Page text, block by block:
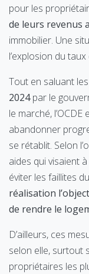
pour les
de leurs revenus
immobilier. Une
l’explosion du taux
Tout en saluant les
2024par le
le marché,
abandonner
se rétablit. Selon
aides qui visaient
éviter les faillites
réalisation
de rendre le
D’ailleurs, ces
selon elle, surtout
propriétaires les